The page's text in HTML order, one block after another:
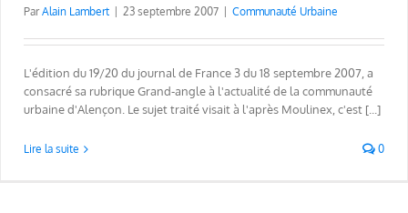
ParAlain Lambert 23 septembre 2007 Communauté Urbaine
L'édition du 19/20 du journal de France 3 du 18 septembre 2007, a
consacré sa rubrique Grand-angle à l'actualité de la communauté
urbaine d'Alençon. Le sujet traité visait à l'après Moulinex, c'est [...]
Lire la suite 0